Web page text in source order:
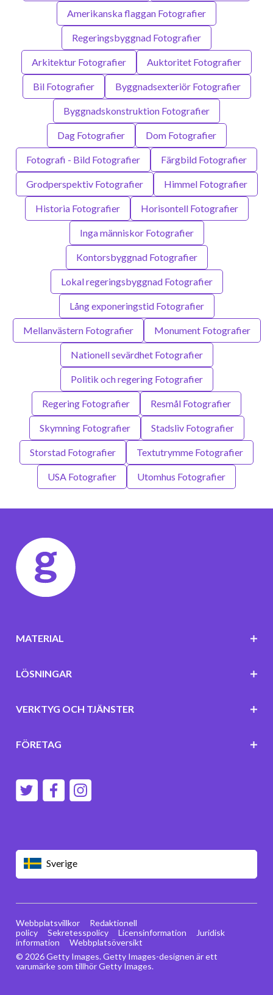
Amerikanska flaggan Fotografier
Regeringsbyggnad Fotografier
Arkitektur Fotografier Auktoritet Fotografier
Bil Fotografier Byggnadsexteriör Fotografier
Byggnadskonstruktion Fotografier
Dag Fotografier Dom Fotografier
Fotografi - Bild Fotografier Färgbild Fotografier
Grodperspektiv Fotografier Himmel Fotografier
Historia Fotografier Horisontell Fotografier
Inga människor Fotografier
Kontorsbyggnad Fotografier
Lokal regeringsbyggnad Fotografier
Lång exponeringstid Fotografier
Mellanvästern Fotografier Monument Fotografier
Nationell sevärdhet Fotografier
Politik och regering Fotografier
Regering Fotografier Resmål Fotografier
Skymning Fotografier Stadsliv Fotografier
Storstad Fotografier Textutrymme Fotografier
USA Fotografier Utomhus Fotografier
Sverige
MATERIAL
LÖSNINGAR
VERKTYG OCH TJÄNSTER
FÖRETAG
© 2026 Getty Images. Getty Images-designen är ett
varumärke som tillhör Getty Images.
Webbplatsvillkor
Redaktionell
policy
Sekretesspolicy Licensinformation
Juridisk
information
Webbplatsöversikt